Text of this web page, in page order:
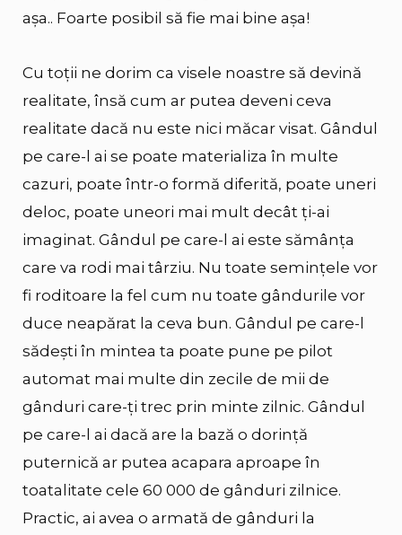
așa.. Foarte posibil să fie mai bine așa!
Cu toții ne dorim ca visele noastre să devină
realitate, însă cum ar putea deveni ceva
realitate dacă nu este nici măcar visat. Gândul
pe care-l ai se poate materializa în multe
cazuri, poate într-o formă diferită, poate uneri
deloc, poate uneori mai mult decât ți-ai
imaginat. Gândul pe care-l ai este sămânța
care va rodi mai târziu. Nu toate semințele vor
fi roditoare la fel cum nu toate gândurile vor
duce neapărat la ceva bun. Gândul pe care-l
sădești în mintea ta poate pune pe pilot
automat mai multe din zecile de mii de
gânduri care-ți trec prin minte zilnic. Gândul
pe care-l ai dacă are la bază o dorință
puternică ar putea acapara aproape în
toatalitate cele 60 000 de gânduri zilnice.
Practic, ai avea o armată de gânduri la